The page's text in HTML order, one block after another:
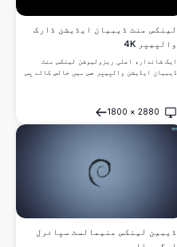
لینکس منٹ ڈیبیان ایڈیشن ڈارک
والپیپر 4K
ایک شاندار، اعلی ریزولیوشن لینکس منٹ
ڈیبیان ایڈیشن والپیپر جس میں خالص کالے پس
2880
×
1800
کھولیں
ڈیبین لینکس منیمالسٹ سپائرل